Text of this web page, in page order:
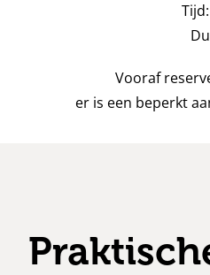
Tijd:
Vooraf
er is een beperkt